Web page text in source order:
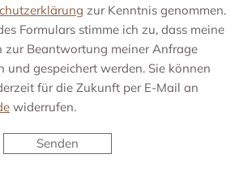
zur Kenntnis genommen.
Formulars stimme ich zu, dass meine
zur Beantwortung meiner Anfrage
und gespeichert werden. Sie können
für die Zukunft per E-Mail an
widerrufen.